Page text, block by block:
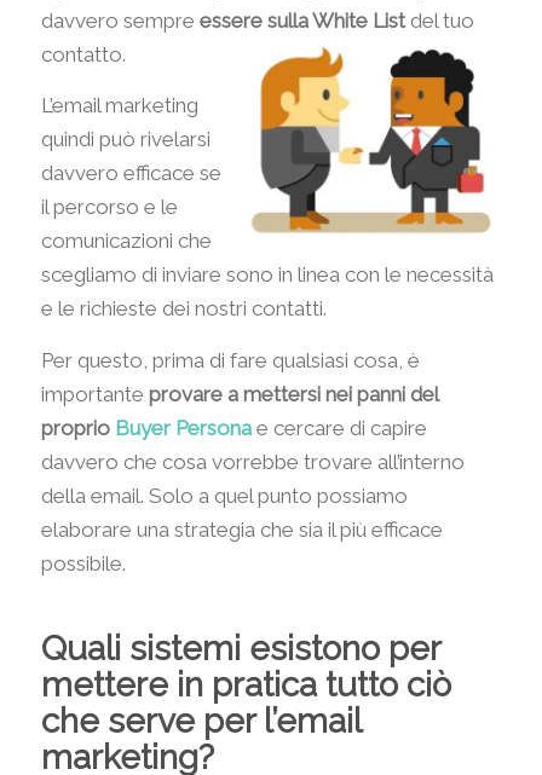
davvero sempre essere sulla White Listdel tuo
contatto.
L’email marketing
quindi può rivelarsi
davvero efficace se
il percorso e le
comunicazioni che
scegliamo di inviare sono in linea con le necessità
e le richieste dei nostri contatti.
Per questo, prima di fare qualsiasi cosa, è
importante provare a mettersi nei panni del
proprio Buyer Personae cercare di capire
davvero che cosa vorrebbe trovare all’interno
della email. Solo a quel punto possiamo
elaborare una strategia che sia il più efficace
possibile.
Quali sistemi esistono per
mettere in pratica tutto ciò
che serve per l’email
marketing?